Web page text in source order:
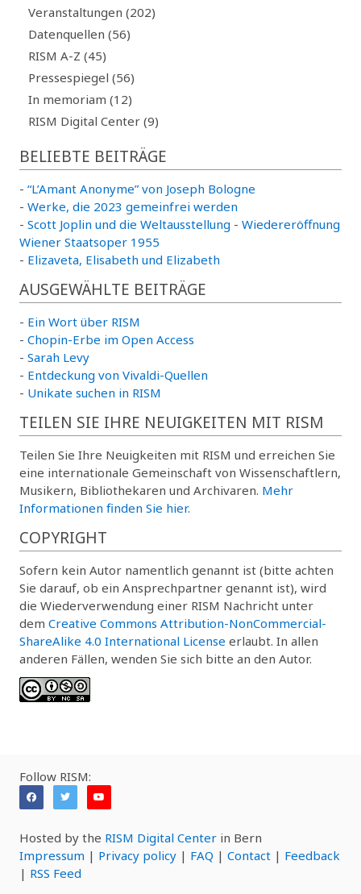
Veranstaltungen (202)
Datenquellen (56)
RISM A-Z (45)
Pressespiegel (56)
In memoriam (12)
RISM Digital Center (9)
BELIEBTE BEITRÄGE
- “L’Amant Anonyme” von Joseph Bologne
- Werke, die 2023 gemeinfrei werden
- Scott Joplin und die Weltausstellung - Wiedereröffnung
Wiener Staatsoper 1955
- Elizaveta, Elisabeth und Elizabeth
AUSGEWÄHLTE BEITRÄGE
- Ein Wort über RISM
- Chopin-Erbe im Open Access
- Sarah Levy
- Entdeckung von Vivaldi-Quellen
- Unikate suchen in RISM
TEILEN SIE IHRE NEUIGKEITEN MIT RISM
Teilen Sie Ihre Neuigkeiten mit RISM und erreichen Sie
eine internationale Gemeinschaft von Wissenschaftlern,
Musikern, Bibliothekaren und Archivaren. Mehr
Informationen finden Sie hier.
COPYRIGHT
Sofern kein Autor namentlich genannt ist (bitte achten
Sie darauf, ob ein Ansprechpartner genannt ist), wird
die Wiederverwendung einer RISM Nachricht unter
dem Creative Commons Attribution-NonCommercial-
ShareAlike 4.0 International License erlaubt. In allen
anderen Fällen, wenden Sie sich bitte an den Autor.
Follow RISM:
Hosted by the RISM Digital Center in Bern
Impressum | Privacy policy | FAQ | Contact | Feedback
| RSS Feed